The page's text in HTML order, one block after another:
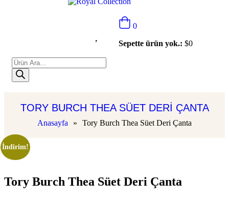
0
Sepette ürün yok.: $0
TORY BURCH THEA SÜET DERI ÇANTA
Anasayfa » Tory Burch Thea Süet Deri Çanta
İndirim!
Tory Burch Thea Süet Deri Çanta